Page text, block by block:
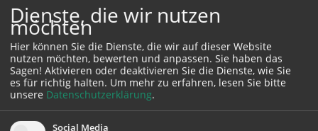
Konradfest in der Pfarrgemeinde Oberwang
Das traditionelle Konradfest wurde am 2. August 2026 in
der Pfarrgemeinde Oberwang gefeiert. Das Fest verband
auf...
Pfarrgemeinde Traun: Jungscharlager im
Dienste, die wir nutzen
möchten
Hier können Sie die Dienste, die wir auf dieser Website
nutzen möchten, bewerten und anpassen. Sie haben das
Sagen! Aktivieren oder deaktivieren Sie die Dienste, wie Sie
es für richtig halten. Um mehr zu erfahren, lesen Sie bitte
unsere Datenschutzerklärung.
Social Media